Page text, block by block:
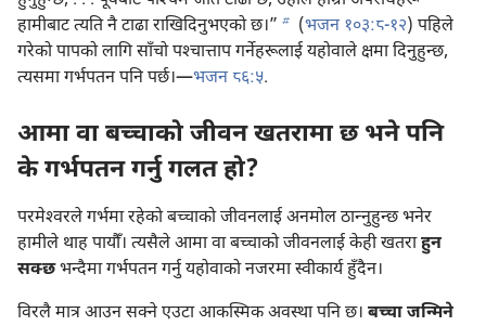
हामीबाट त्यति नै टाढा राखिदिनुभएको छ।” b (भजन १०३:​८-१२) पहिले
गरेको पापको लागि साँचो पश्‍चात्ताप गर्नेहरूलाई यहोवाले क्षमा दिनुहुन्छ,
त्यसमा गर्भपतन पनि पर्छ।​—⁠भजन ८६:⁠५.
आमा वा बच्चाको जीवन खतरामा छ भने पनि
के गर्भपतन गर्नु गलत हो?
परमेश्‍वरले गर्भमा रहेको बच्चाको जीवनलाई अनमोल ठान्‍नुहुन्छ भनेर
हामीले थाह पायौँ। त्यसैले आमा वा बच्चाको जीवनलाई केही खतराहुन
सक्छभन्दैमा गर्भपतन गर्नु यहोवाको नजरमा स्वीकार्य हुँदैन।
विरलै मात्र आउन सक्ने एउटा आकस्मिक अवस्था पनि छ। बच्चा जन्मिने